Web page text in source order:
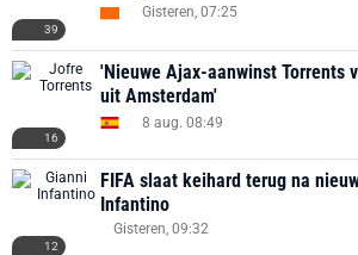
39
Gisteren, 07:25
16
'Nieuwe Ajax-aanwinst Torrents
uit Amsterdam'
8 aug. 08:49
12
FIFA slaat keihard terug na
Infantino
Gisteren, 09:32